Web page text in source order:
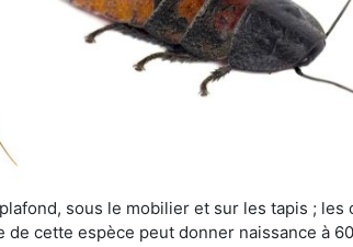
sous le mobilier et sur les tapis ;
cette espèce peut donner naissance à